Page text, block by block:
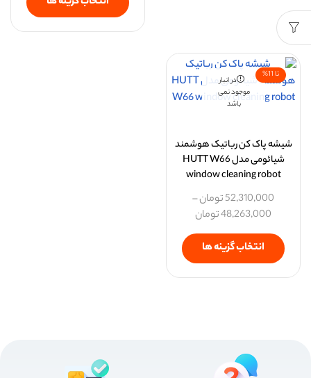
تا 11%
در انبار
موجود نمی
باشد
شیشه پاک کن رباتیک هوشمند
شیائومی مدل HUTT W66
window cleaning robot
52,310,000تومان–
48,263,000تومان
انتخاب گزینه ها